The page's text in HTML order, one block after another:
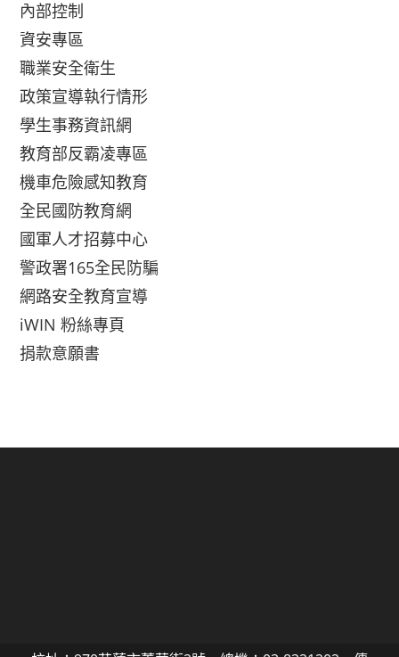
內部控制
資安專區
職業安全衛生
政策宣導執行情形
學生事務資訊網
教育部反霸凌專區
機車危險感知教育
全民國防教育網
國軍人才招募中心
警政署165全民防騙
網路安全教育宣導
iWIN 粉絲專頁
捐款意願書